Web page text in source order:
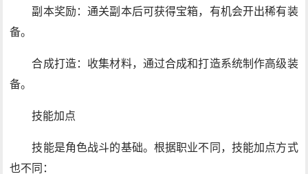
副本奖励：通关副本后可获得宝箱，有机会开出稀有装
备。
合成打造：收集材料，通过合成和打造系统制作高级装
备。
技能加点
技能是角色战斗的基础。根据职业不同，技能加点方式
也不同：